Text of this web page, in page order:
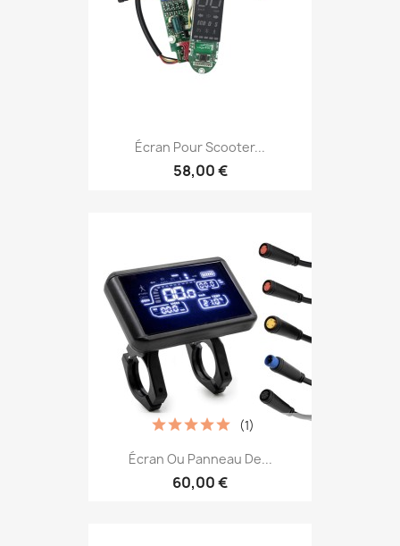
Écran Pour Scooter...
58,00 €
Écran Ou Panneau De...
60,00 €
(1)